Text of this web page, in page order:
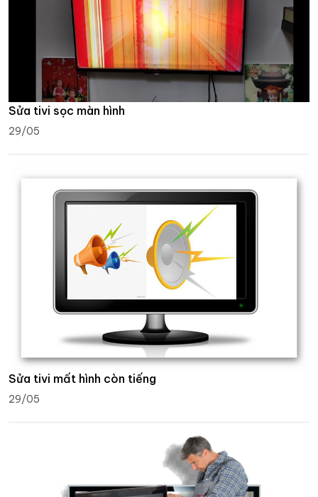
Sửa tivi sọc màn hình
29/05
Sửa tivi mất hình còn tiếng
29/05